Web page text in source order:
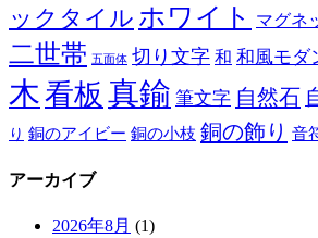
ックタイル ホワイト マグネ
二世帯 五面体 切り文字 和 和風モダ
木看板 真鍮 筆文字 自然石
り 銅のアイビー 銅の小枝 銅の飾り 音
アーカイブ
2026年8月 (1)